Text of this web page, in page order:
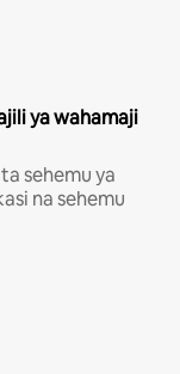
ya wahamaji
sehemu ya
na sehemu